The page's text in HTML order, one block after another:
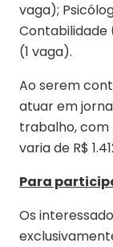
vaga);
Contabilidade
(1 vaga).
Ao serem
atuar em
trabalho, com
varia de R$
Para
Os